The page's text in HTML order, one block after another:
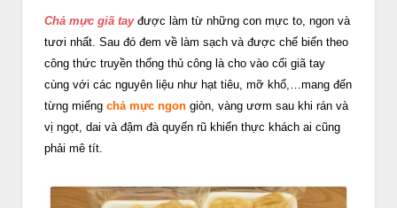
Chả mực giã tayđược làm từ những con mực to, ngon và
tươi nhất. Sau đó đem về làm sạch và được chế biến theo
công thức truyền thống thủ công là cho vào cối giã tay
cùng với các nguyên liệu như hạt tiêu, mỡ khổ,…mang đến
từng miếng chả mực ngon giòn, vàng ươm sau khi rán và
vị ngọt, dai và đậm đà quyến rũ khiến thực khách ai cũng
phải mê tít.